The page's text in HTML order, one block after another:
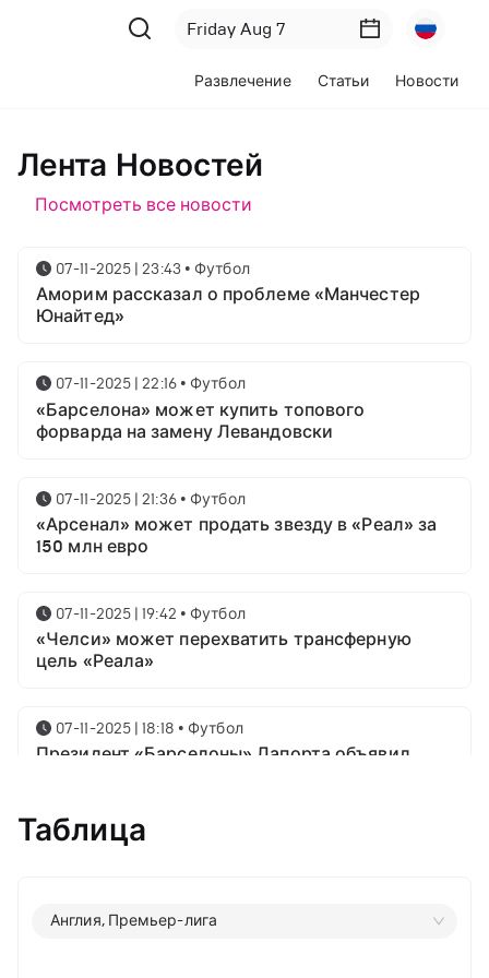
Развлечение Статьи Новости
Лента Новостей
Посмотреть все новости
07-11-2025 | 23:43 • Футбол
Аморим рассказал о проблеме «Манчестер
Юнайтед»
07-11-2025 | 22:16 • Футбол
«Барселона» может купить топового
форварда на замену Левандовски
07-11-2025 | 21:36 • Футбол
«Арсенал» может продать звезду в «Реал» за
150 млн евро
07-11-2025 | 19:42 • Футбол
«Челси» может перехватить трансферную
цель «Реала»
07-11-2025 | 18:18 • Футбол
Президент «Барселоны» Лапорта объявил
07-11-2025 | 16:23
ФИФА
Таблица
Англия, Премьер-лига